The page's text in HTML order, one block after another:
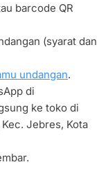
barcode QR
(syarat dan
undangan.
di
ke toko di
Jebres, Kota